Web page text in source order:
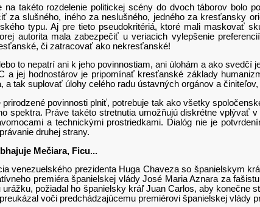
rozdelenie politickej scény do dvoch táborov bolo
za slušného, iného za neslušného, jedného za kresťansky
typu. Aj pre tieto pseudokritériá, ktoré mali maskovať
autorita mala zabezpečiť u veriacich vylepšenie
či zatracovať ako nekresťanské!
nepatrí ani k jeho povinnostiam, ani úlohám a ako svedčí
a jej hodnostárov je pripomínať kresťanské základy
a tak suplovať úlohy celého radu ústavných orgánov a
povinnosti plniť, potrebuje tak ako všetky
spektra. Práve takéto stretnutia umožňujú diskrétne
a technickými prostriedkami. Dialóg nie je
druhej strany.
Mečiara, Ficu...
prezidenta Huga Chaveza so španielskym
premiéra španielskej vlády José Maria Aznara za
požiadal ho španielsky kráľ Juan Carlos, aby
voči predchádzajúcemu premiérovi španielskej